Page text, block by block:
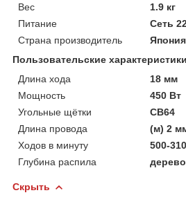
Вес
1.9 кг
Питание
Сеть
Страна производитель
Япония
Пользовательские характеристики
Длина хода
18 мм
Мощность
450 Вт
Угольные щётки
CB64
Длина провода
(м) 2
Ходов в минуту
500-
Глубина распила
Скрыть